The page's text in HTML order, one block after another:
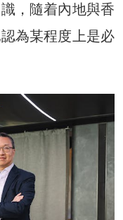
，隨着內地與香
為某程度上是必